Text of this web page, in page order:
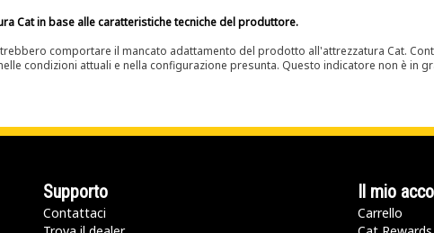
Cat in base alle caratteristiche tecniche del produttore.
comportare il mancato adattamento del prodotto all'attrezzatura Cat.
condizioni attuali e nella configurazione presunta. Questo indicatore non è in
Supporto
Contattaci
Il mio
Carrello